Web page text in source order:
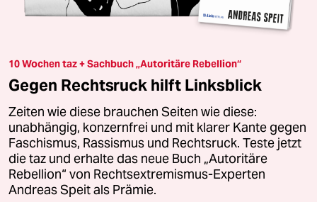
10 Wochen taz + Sachbuch „Autoritäre Rebellion“
Gegen Rechtsruck hilft Linksblick
Zeiten wie diese brauchen Seiten wie diese:
unabhängig, konzernfrei und mit klarer Kante gegen
Faschismus, Rassismus und Rechtsruck. Teste jetzt
die taz und erhalte das neue Buch „Autoritäre
Rebellion“ von Rechtsextremismus-Experten
Andreas Speit als Prämie.